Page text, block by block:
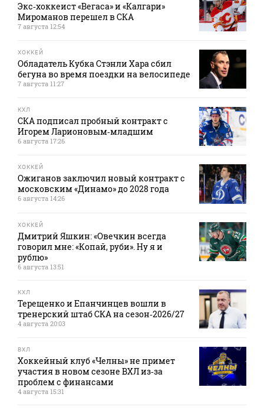
Экс‑хоккеист «Вегаса» и «Калгари»
Мироманов перешел в СКА
7 августа 12:54
ХОККЕЙ
Обладатель Кубка Стэнли Хара сбил
бегуна во время поездки на велосипеде
7 августа 11:27
КХЛ
СКА подписал пробный контракт с
Игорем Ларионовым‑младшим
6 августа 17:26
ХОККЕЙ
Ожиганов заключил новый контракт с
московским «Динамо» до 2028 года
6 августа 14:26
ХОККЕЙ
Дмитрий Яшкин: «Овечкин всегда
говорил мне: «Копай, руби». Ну я и
рублю»
6 августа 13:51
КХЛ
Терещенко и Епанчинцев вошли в
тренерский штаб СКА на сезон‑2026/27
4 августа 20:03
ВХЛ
Хоккейный клуб «Челны» не примет
участия в новом сезоне ВХЛ из‑за
проблем с финансами
4 августа 15:31